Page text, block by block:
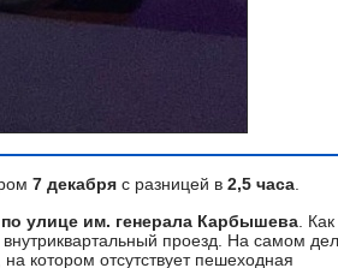
7 декабря с разницей в 2,5 часа
улице им. генерала Карбышева . Как
проезд. На самом
котором отсутствует пешеходная